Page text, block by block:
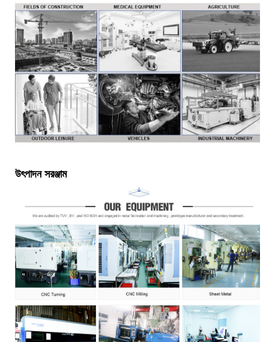
উৎপাদন সরঞ্জাম